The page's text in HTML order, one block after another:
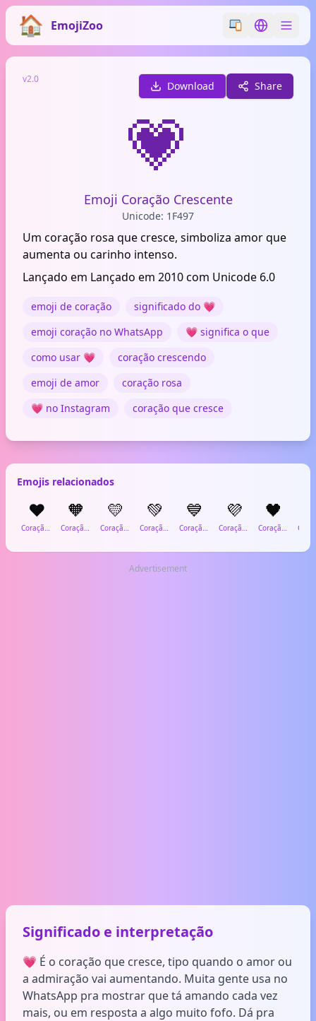
EmojiZoo Switch emoji
Switch
v2.0
Download Share
💗
Emoji Coração Crescente
Unicode: 1F497
Um coração rosa que cresce, simboliza amor que
aumenta ou carinho intenso.
Lançado em Lançado em 2010 com Unicode 6.0
emoji de coração
significado do 💗
emoji coração no WhatsApp
💗 significa o que
como usar 💗
coração crescendo
emoji de amor
coração rosa
💗 no Instagram
coração que cresce
Emojis relacionados
❤️
Coração Vermelho
🧡
Coração Laranja
💛
Coração Amarelo
💚
Coração Verde
💙
Coração Azul
💜
Coração Roxo
🖤
Coração Preto
Advertisement
Significado e interpretação
💗 É o coração que cresce, tipo quando o amor ou
a admiração vai aumentando. Muita gente usa no
WhatsApp pra mostrar que tá amando cada vez
mais, ou em resposta a algo muito fofo. Dá pra